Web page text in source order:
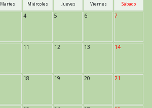
Martes Miércoles Jueves Viernes Sábado
4 5 6 7
11 12 13 14
18 19 20 21